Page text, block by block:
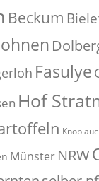
Beckum
Fasulye
Hof
Münster NRW